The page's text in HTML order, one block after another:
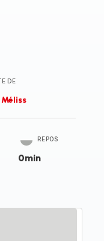
DE
Méliss
REPOS
0min